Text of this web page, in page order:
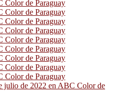
Color de Paraguay
Color de Paraguay
Color de Paraguay
Color de Paraguay
Color de Paraguay
Color de Paraguay
Color de Paraguay
Color de Paraguay
Color de Paraguay
julio de 2022 en ABC Color de